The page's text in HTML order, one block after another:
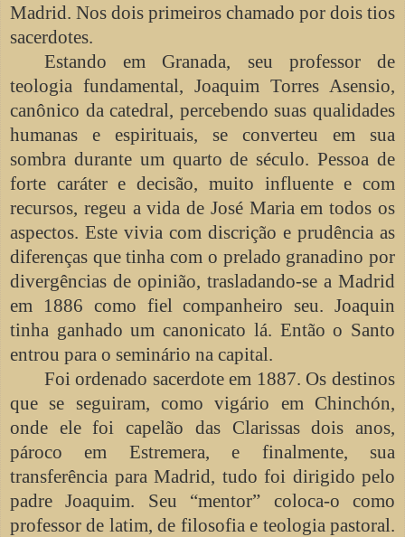
Madrid. Nos dois primeiros chamado por dois tios
sacerdotes.
Estando em Granada, seu professor de
teologia fundamental, Joaquim Torres Asensio,
canônico da catedral, percebendo suas qualidades
humanas e espirituais, se converteu em sua
sombra durante um quarto de século. Pessoa de
forte caráter e decisão, muito influente e com
recursos, regeu a vida de José Maria em todos os
aspectos. Este vivia com discrição e prudência as
diferenças que tinha com o prelado granadino por
divergências de opinião, trasladando-se a Madrid
em 1886 como fiel companheiro seu. Joaquin
tinha ganhado um canonicato lá. Então o Santo
entrou para o seminário na capital.
Foi ordenado sacerdote em 1887. Os destinos
que se seguiram, como vigário em Chinchón,
onde ele foi capelão das Clarissas dois anos,
pároco em Estremera, e finalmente, sua
transferência para Madrid, tudo foi dirigido pelo
padre Joaquim. Seu “mentor” coloca-o como
professor de latim, de filosofia e teologia pastoral.